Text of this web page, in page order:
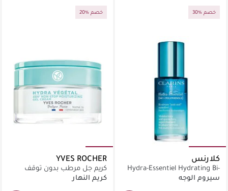
30% خصم
كلارنس
Hydra-Essentiel Hydrating Bi-
Phase Serum 30ML
سيروم الوجه
20% خصم
YVES ROCHER
كريم جل مرطب بدون توقف
لمدة 48 ساعة 50 مل
كريم النهار